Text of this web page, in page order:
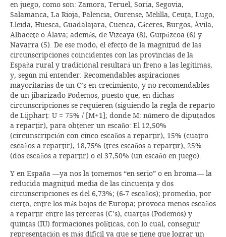
en juego, como son: Zamora, Teruel, Soria, Segovia,
Salamanca, La Rioja, Palencia, Ourense, Melilla, Ceuta, Lugo,
Lleida, Huesca, Guadalajara, Cuenca, Cáceres, Burgos, Ávila,
Albacete o Álava; además, de Vizcaya (8), Guipúzcoa (6) y
Navarra (5). De ese modo, el efecto de la magnitud de las
circunscripciones coincidentes con las provincias de la
España rural y tradicional resultará un freno a las legítimas,
y, según mi entender: Recomendables aspiraciones
mayoritarias de un C’s en crecimiento, y no recomendables
de un jibarizado Podemos, puesto que, en dichas
circunscripciones se requieren (siguiendo la regla de reparto
de Lijphart: U = 75% / [M+1]; donde M: número de diputados
a repartir), para obtener un escaño: El 12,50%
(circunscripción con cinco escaños a repartir), 15% (cuatro
escaños a repartir), 18,75% (tres escaños a repartir), 25%
(dos escaños a repartir) o el 37,50% (un escaño en juego).
Y en España —ya nos la tomemos “en serio” o en broma— la
reducida magnitud media de las cincuenta y dos
circunscripciones es del 6,73%; (6-7 escaños); promedio, por
cierto, entre los más bajos de Europa; provoca menos escaños
a repartir entre las terceras (C’s), cuartas (Podemos) y
quintas (IU) formaciones políticas, con lo cual, conseguir
representación es más difícil ya que se tiene que lograr un